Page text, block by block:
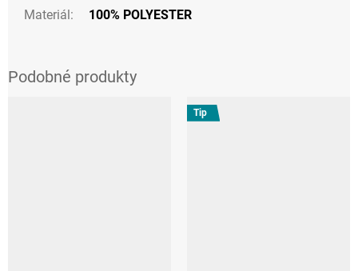
Materiál: 100% POLYESTER
Tip